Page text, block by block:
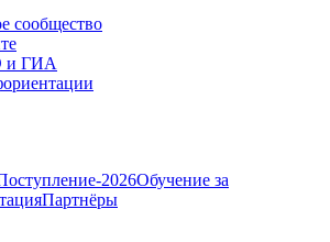
сообщество
и ГИА
2026Обучение за
Партнёры